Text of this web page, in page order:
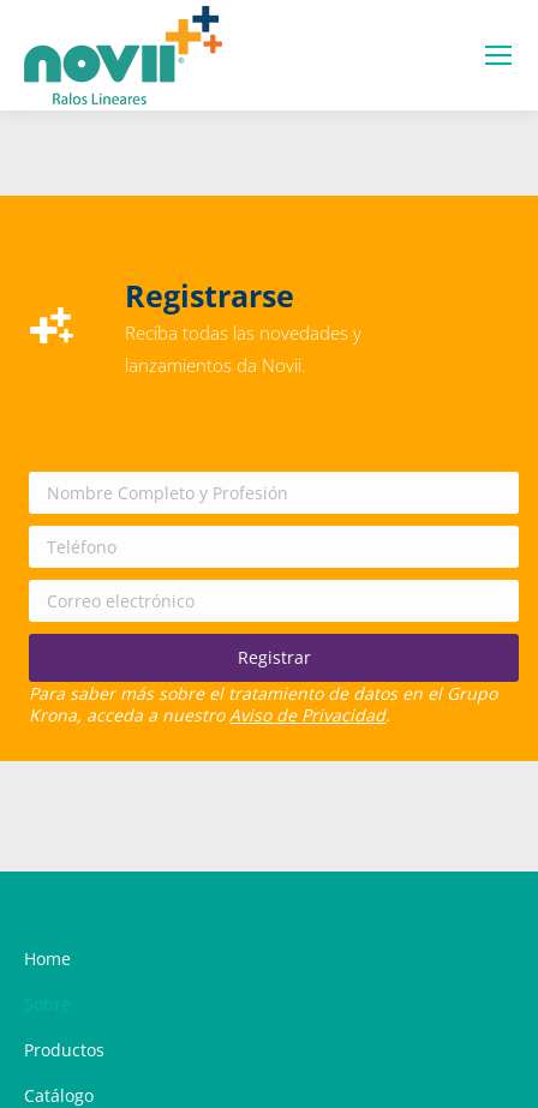
Registrarse
Reciba todas las novedades y
lanzamientos da Novii.
Para saber más sobre el tratamiento de datos en el Grupo
Krona, acceda a nuestroAviso de Privacidad.
Home
Productos
Catálogo